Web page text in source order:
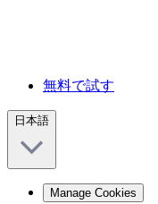
無料で試す
日本語
Manage Cookies